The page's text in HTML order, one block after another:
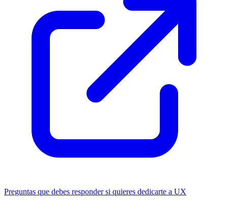
Preguntas que debes responder si quieres dedicarte a UX